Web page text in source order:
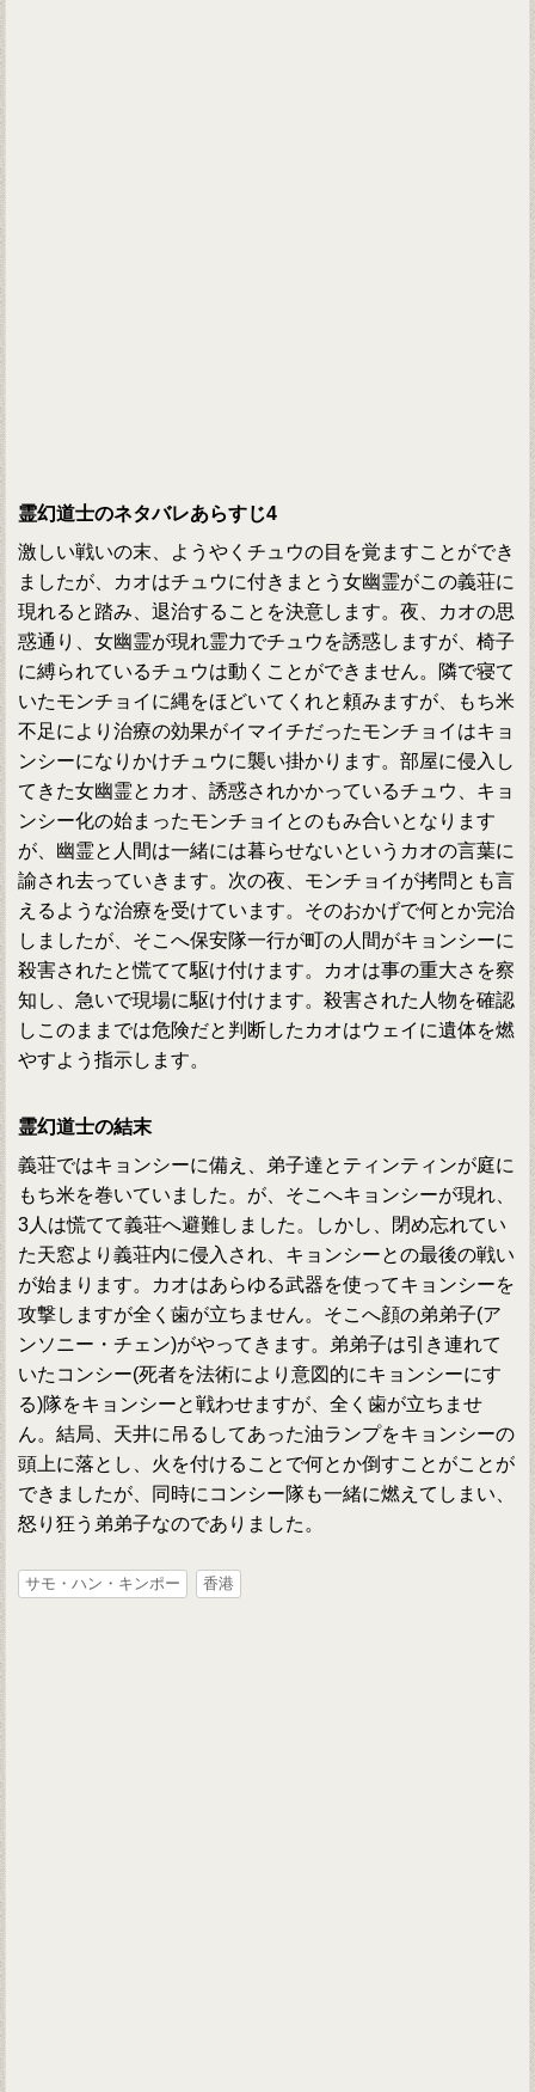
霊幻道士のネタバレあらすじ4
激しい戦いの末、ようやくチュウの目を覚ますことができ
ましたが、カオはチュウに付きまとう女幽霊がこの義荘に
現れると踏み、退治することを決意します。夜、カオの思
惑通り、女幽霊が現れ霊力でチュウを誘惑しますが、椅子
に縛られているチュウは動くことができません。隣で寝て
いたモンチョイに縄をほどいてくれと頼みますが、もち米
不足により治療の効果がイマイチだったモンチョイはキョ
ンシーになりかけチュウに襲い掛かります。部屋に侵入し
てきた女幽霊とカオ、誘惑されかかっているチュウ、キョ
ンシー化の始まったモンチョイとのもみ合いとなります
が、幽霊と人間は一緒には暮らせないというカオの言葉に
諭され去っていきます。次の夜、モンチョイが拷問とも言
えるような治療を受けています。そのおかげで何とか完治
しましたが、そこへ保安隊一行が町の人間がキョンシーに
殺害されたと慌てて駆け付けます。カオは事の重大さを察
知し、急いで現場に駆け付けます。殺害された人物を確認
しこのままでは危険だと判断したカオはウェイに遺体を燃
やすよう指示します。
霊幻道士の結末
義荘ではキョンシーに備え、弟子達とティンティンが庭に
もち米を巻いていました。が、そこへキョンシーが現れ、
3人は慌てて義荘へ避難しました。しかし、閉め忘れてい
た天窓より義荘内に侵入され、キョンシーとの最後の戦い
が始まります。カオはあらゆる武器を使ってキョンシーを
攻撃しますが全く歯が立ちません。そこへ顔の弟弟子(ア
ンソニー・チェン)がやってきます。弟弟子は引き連れて
いたコンシー(死者を法術により意図的にキョンシーにす
る)隊をキョンシーと戦わせますが、全く歯が立ちませ
ん。結局、天井に吊るしてあった油ランプをキョンシーの
頭上に落とし、火を付けることで何とか倒すことがことが
できましたが、同時にコンシー隊も一緒に燃えてしまい、
怒り狂う弟弟子なのでありました。
サモ・ハン・キンポー 香港